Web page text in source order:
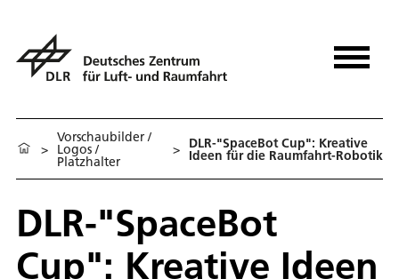
>
Vorschaubilder /
Logos /
Platzhalter
> DLR-"SpaceBot Cup": Kreative
Ideen für die Raumfahrt-Robotik
DLR-"SpaceBot
Cup": Kreative Ideen